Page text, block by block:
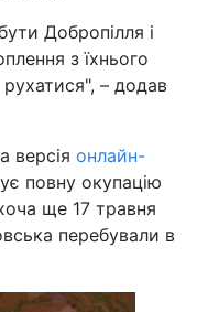
Добропілля і
з їхнього
– додав
версія онлайн-
повну окупацію
ще 17 травня
перебували в